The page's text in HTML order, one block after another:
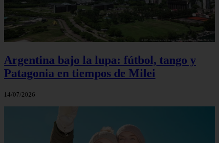
Argentina bajo la lupa: fútbol, tango y
Patagonia en tiempos de Milei
14/07/2026